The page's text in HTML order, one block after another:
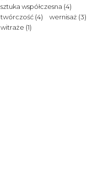
sztuka współczesna (4)
twórczość (4) wernisaż (3)
witraże (1)